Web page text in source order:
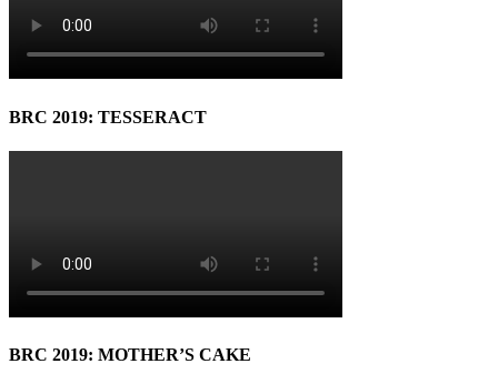
BRC 2019: TESSERACT
BRC 2019: MOTHER’S CAKE